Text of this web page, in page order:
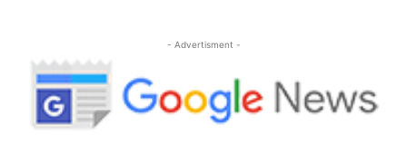
- Advertisment -